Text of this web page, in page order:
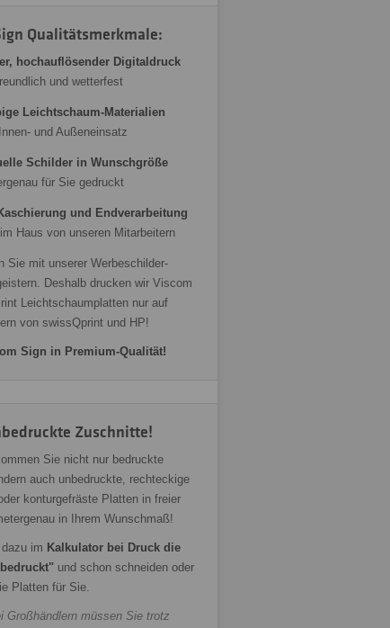
Qualitätsmerkmale:
hochauflösender Digitaldruck
und wetterfest
Leichtschaum-Materialien
und Außeneinsatz
Schilder in Wunschgröße
für Sie gedruckt
und Endverarbeitung
Haus von unseren Mitarbeitern
Sie mit unserer Werbeschilder-
Deshalb drucken wir Viscom
Leichtschaumplatten nur auf
von swissQprint und HP!
Sign in Premium-Qualität!
Zuschnitte!
Sie nicht nur bedruckte
auch unbedruckte, rechteckige
konturgefräste Platten in freier
in Ihrem Wunschmaß!
im Kalkulator bei Druck die
und schon schneiden oder
Platten für Sie.
Großhändlern müssen Sie trotz